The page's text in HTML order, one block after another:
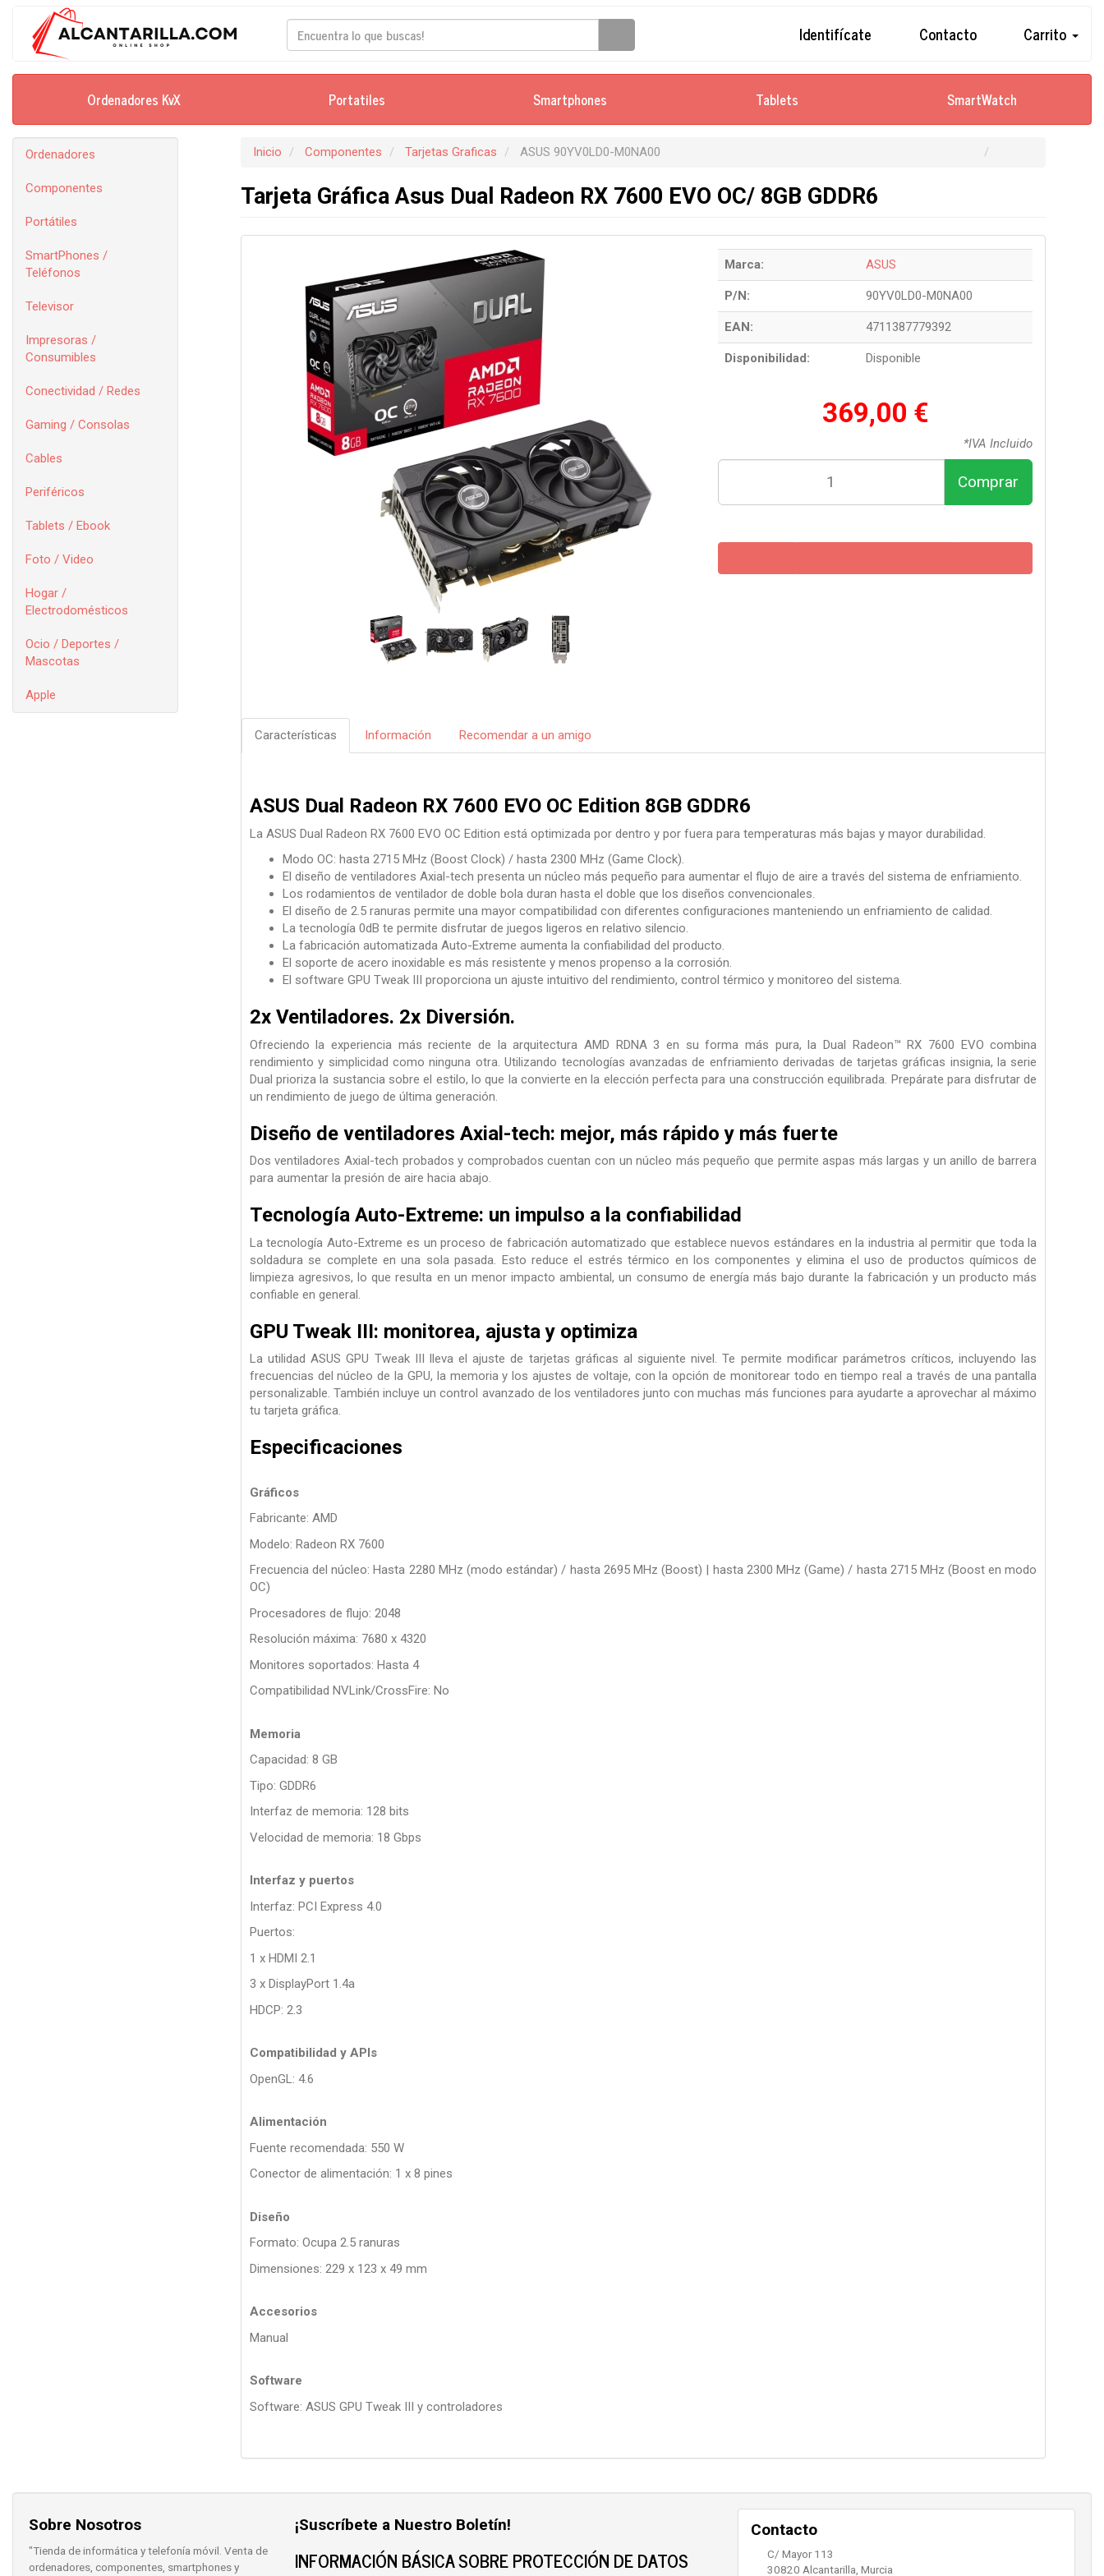
Identifícate Contacto Carrito
Ordenadores KvX Portatiles Smartphones Tablets SmartWatch
Ordenadores
Componentes
Portátiles
SmartPhones /
Teléfonos
Televisor
Impresoras /
Consumibles
Conectividad / Redes
Gaming / Consolas
Cables
Periféricos
Tablets / Ebook
Foto / Video
Hogar /
Electrodomésticos
Ocio / Deportes /
Mascotas
Apple
Inicio Componentes Tarjetas Graficas ASUS 90YV0LD0-M0NA00
Tarjeta Gráfica Asus Dual Radeon RX 7600 EVO OC/ 8GB GDDR6
Marca: ASUS
P/N: 90YV0LD0-M0NA00
EAN: 4711387779392
Disponibilidad: Disponible
369,00 €
*IVA Incluido
Comprar
Características Información Recomendar a un amigo
ASUS Dual Radeon RX 7600 EVO OC Edition 8GB GDDR6
La ASUS Dual Radeon RX 7600 EVO OC Edition está optimizada por dentro y por fuera para temperaturas más bajas y mayor durabilidad.
Modo OC: hasta 2715 MHz (Boost Clock) / hasta 2300 MHz (Game Clock).
El diseño de ventiladores Axial-tech presenta un núcleo más pequeño para aumentar el flujo de aire a través del sistema de enfriamiento.
Los rodamientos de ventilador de doble bola duran hasta el doble que los diseños convencionales.
El diseño de 2.5 ranuras permite una mayor compatibilidad con diferentes configuraciones manteniendo un enfriamiento de calidad.
La tecnología 0dB te permite disfrutar de juegos ligeros en relativo silencio.
La fabricación automatizada Auto-Extreme aumenta la confiabilidad del producto.
El soporte de acero inoxidable es más resistente y menos propenso a la corrosión.
El software GPU Tweak III proporciona un ajuste intuitivo del rendimiento, control térmico y monitoreo del sistema.
2x Ventiladores. 2x Diversión.
Ofreciendo la experiencia más reciente de la arquitectura AMD RDNA 3 en su forma más pura, la Dual Radeon™ RX 7600 EVO combina
rendimiento y simplicidad como ninguna otra. Utilizando tecnologías avanzadas de enfriamiento derivadas de tarjetas gráficas insignia, la serie
Dual prioriza la sustancia sobre el estilo, lo que la convierte en la elección perfecta para una construcción equilibrada. Prepárate para disfrutar de
un rendimiento de juego de última generación.
Diseño de ventiladores Axial-tech: mejor, más rápido y más fuerte
Dos ventiladores Axial-tech probados y comprobados cuentan con un núcleo más pequeño que permite aspas más largas y un anillo de barrera
para aumentar la presión de aire hacia abajo.
Tecnología Auto-Extreme: un impulso a la confiabilidad
La tecnología Auto-Extreme es un proceso de fabricación automatizado que establece nuevos estándares en la industria al permitir que toda la
soldadura se complete en una sola pasada. Esto reduce el estrés térmico en los componentes y elimina el uso de productos químicos de
limpieza agresivos, lo que resulta en un menor impacto ambiental, un consumo de energía más bajo durante la fabricación y un producto más
confiable en general.
GPU Tweak III: monitorea, ajusta y optimiza
La utilidad ASUS GPU Tweak III lleva el ajuste de tarjetas gráficas al siguiente nivel. Te permite modificar parámetros críticos, incluyendo las
frecuencias del núcleo de la GPU, la memoria y los ajustes de voltaje, con la opción de monitorear todo en tiempo real a través de una pantalla
personalizable. También incluye un control avanzado de los ventiladores junto con muchas más funciones para ayudarte a aprovechar al máximo
tu tarjeta gráfica.
Especificaciones
Gráficos
Fabricante: AMD
Modelo: Radeon RX 7600
Frecuencia del núcleo: Hasta 2280 MHz (modo estándar) / hasta 2695 MHz (Boost) | hasta 2300 MHz (Game) / hasta 2715 MHz (Boost en modo
OC)
Procesadores de flujo: 2048
Resolución máxima: 7680 x 4320
Monitores soportados: Hasta 4
Compatibilidad NVLink/CrossFire: No
Memoria
Capacidad: 8 GB
Tipo: GDDR6
Interfaz de memoria: 128 bits
Velocidad de memoria: 18 Gbps
Interfaz y puertos
Interfaz: PCI Express 4.0
Puertos:
1 x HDMI 2.1
3 x DisplayPort 1.4a
HDCP: 2.3
Compatibilidad y APIs
OpenGL: 4.6
Alimentación
Fuente recomendada: 550 W
Conector de alimentación: 1 x 8 pines
Diseño
Formato: Ocupa 2.5 ranuras
Dimensiones: 229 x 123 x 49 mm
Accesorios
Manual
Software
Software: ASUS GPU Tweak III y controladores
Sobre Nosotros
"Tienda de informática y telefonía móvil. Venta de
ordenadores, componentes, smartphones y
¡Suscríbete a Nuestro Boletín!
INFORMACIÓN BÁSICA SOBRE PROTECCIÓN DE DATOS
Contacto
C/ Mayor 113
30820 Alcantarilla, Murcia